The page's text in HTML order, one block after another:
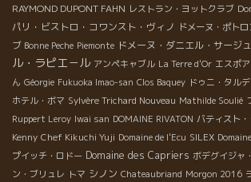
RAYMOND DUPONT FAHN レストラン・ヨットクラブ
パリ・ビストロ・コワンスト・ヴィノ ドメーヌ・ポト
ブ Bonne Peche Piemonte ドメーヌ・ダニエル・サージュ
ル・ラピエ－ル アンペキャブル La Terre d'Or エスポ
ん Géorgie Fukuoka Imao-san Clos Baquey ドゥニ・タル
ホテル・ボマ Sylvère Trichard Nouveau Mathilde Soulié
Ruppert Leroy Iwai san DOMAINE RIVATON バティスト
Kenny Chef Kikuchi Yuji Domaine de l'Ecu SILEX
プイッチ・ロドー Domaine des Capriers ボデグイジャ
ン・ブリュレ トマ シノン Chateaubriand Morgon 2016